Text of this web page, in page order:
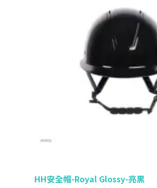
HH安全帽-Royal Glossy-亮黑